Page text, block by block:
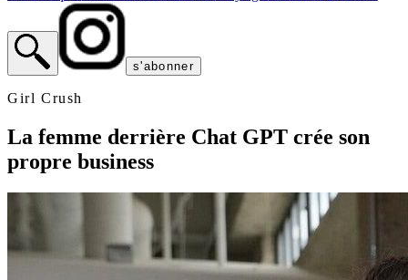
s'abonner
Girl Crush
La femme derrière Chat GPT crée son
propre business